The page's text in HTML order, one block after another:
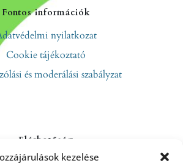
kezelése
Fontos információk
nyilatkozat
Cookie tájékoztató
és moderálási szabályzat
Elérhetőség